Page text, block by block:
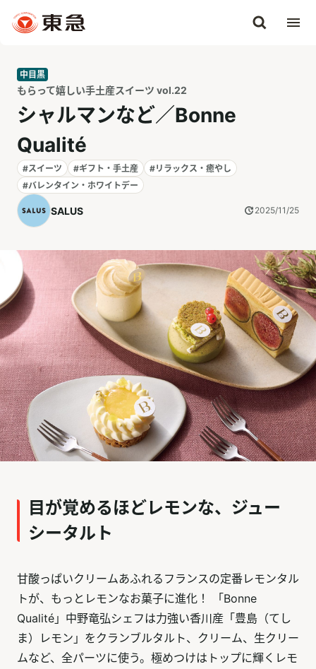
中目黒
もらって嬉しい手土産スイーツ vol.22
シャルマンなど／Bonne
Qualité
#スイーツ #ギフト・手土産
#リラックス・癒やし
#バレンタイン・ホワイトデー
SALUS 2025/11/25
目が覚めるほどレモンな、ジュー
シータルト
甘酸っぱいクリームあふれるフランスの定番レモンタル
トが、もっとレモンなお菓子に進化！ 「Bonne
Qualité」中野竜弘シェフは力強い香川産「豊島（てし
ま）レモン」をクランブルタルト、クリーム、生クリー
ムなど、全パーツに使う。極めつけはトップに輝くレモ